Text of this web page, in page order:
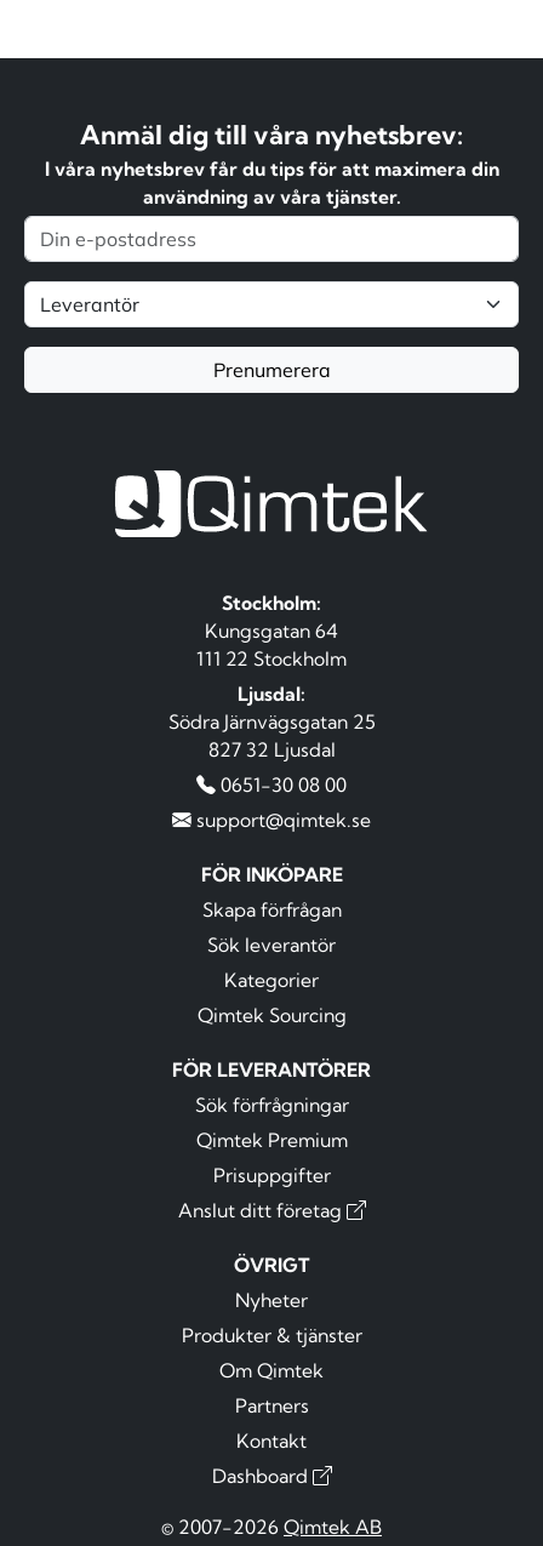
Anmäl dig till våra nyhetsbrev:
I våra nyhetsbrev får du tips för att maximera din
användning av våra tjänster.
Prenumerera
Stockholm:
Kungsgatan 64
111 22 Stockholm
Ljusdal:
Södra Järnvägsgatan 25
827 32 Ljusdal
0651-30 08 00
support@qimtek.se
FÖR INKÖPARE
Skapa förfrågan
Sök leverantör
Kategorier
Qimtek Sourcing
FÖR LEVERANTÖRER
Sök förfrågningar
Qimtek Premium
Prisuppgifter
Anslut ditt företag
ÖVRIGT
Nyheter
Produkter & tjänster
Om Qimtek
Partners
Kontakt
Dashboard
© 2007-2026 Qimtek AB